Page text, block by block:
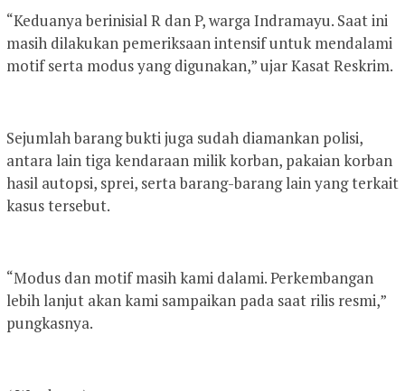
“Keduanya berinisial R dan P, warga Indramayu. Saat ini
masih dilakukan pemeriksaan intensif untuk mendalami
motif serta modus yang digunakan,” ujar Kasat Reskrim.
Sejumlah barang bukti juga sudah diamankan polisi,
antara lain tiga kendaraan milik korban, pakaian korban
hasil autopsi, sprei, serta barang-barang lain yang terkait
kasus tersebut.
“Modus dan motif masih kami dalami. Perkembangan
lebih lanjut akan kami sampaikan pada saat rilis resmi,”
pungkasnya.